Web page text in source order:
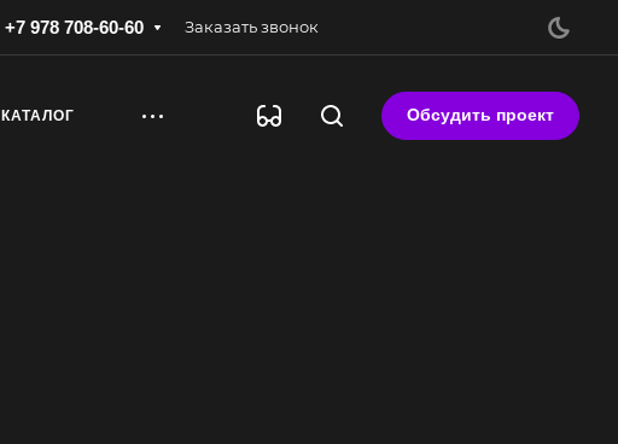
+7 978 708-60-60 Заказать звонок
КАТАЛОГ Обсудить проект